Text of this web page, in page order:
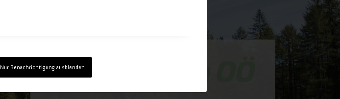
Nur Benachrichtigung ausblenden